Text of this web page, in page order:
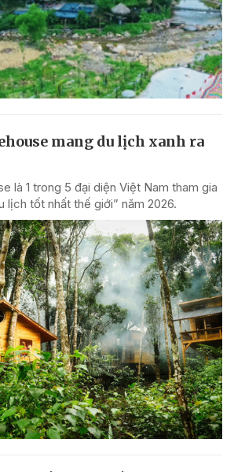
mang du lịch xanh ra
là 1 trong 5 đại diện Việt Nam tham gia
lịch tốt nhất thế giới” năm 2026.